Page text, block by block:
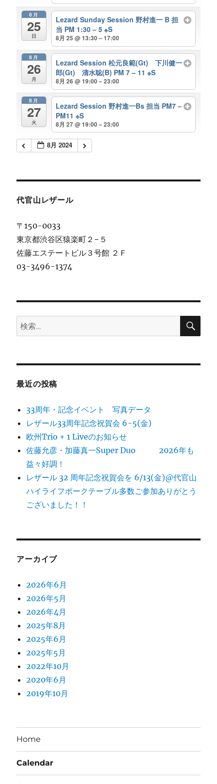
8月
25
日
Lezard Sunday Session 野村進一 B 担
当 PM 1:30 – 5 ※S
8月 25 @ 13:30 – 17:00
8月
26
月
Lezard Session 松元良範(Gt) 下川健一
郎(Gt) 清水聡(B) PM 7 – 11 ※S
8月 26 @ 19:00 – 23:00
8月
27
火
Lezard Session 野村進一Bs 担当 PM7 –
PM11 ※S
8月 27 @ 19:00 – 23:00
8月 2024
代官山レザール
〒150-0033
東京都渋谷区猿楽町２−５
佐藤エステートビル３号館 ２Ｆ
03-3496-1374
検
索:
検
最近の投稿
33周年・記念イベント 写真データ
レザール33周年記念祝賀会 6-5(金)
欧州Trio + 1 Liveのお知らせ
佐藤允彦・加藤真一Super Duo 2026年も
益々好調！
レザール 32 周年記念祝賀会を 6/13(金)@代官山
ハイライフポークテーブル多数ご参加ありがとう
ございました！！
アーカイブ
2026年6月
2026年5月
2026年4月
2025年8月
2025年6月
2025年5月
2022年10月
2020年6月
2019年10月
Home
Calendar